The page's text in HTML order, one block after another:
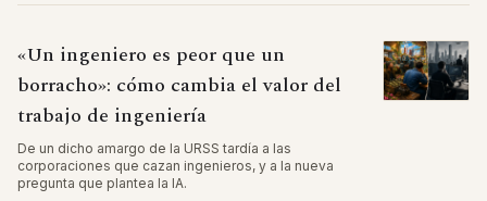
«Un ingeniero es peor que un
borracho»: cómo cambia el valor del
trabajo de ingeniería
De un dicho amargo de la URSS tardía a las
corporaciones que cazan ingenieros, y a la nueva
pregunta que plantea la IA.